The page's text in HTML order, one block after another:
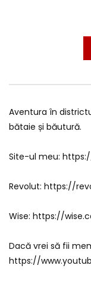
Aventura în
bătaie și băutură.
Site-ul meu:
Revolut: https://
Wise: https://
Dacă vrei să fii
https://